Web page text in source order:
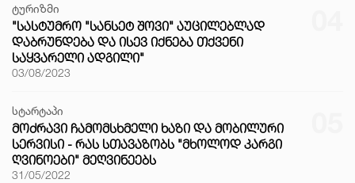
ტურიზმი
"ᲡᲐᲡᲢᲣᲛᲠᲝ "ᲡᲐᲜᲡᲔᲢ ᲨᲝᲕᲘ" ᲐᲣᲪᲘᲚᲔᲑᲚᲐᲓ
ᲓᲐᲑᲠᲣᲜᲓᲔᲑᲐ ᲓᲐ ᲘᲡᲔᲕ ᲘᲥᲜᲔᲑᲐ ᲗᲥᲕᲔᲜᲘ
ᲡᲐᲧᲕᲐᲠᲔᲚᲘ ᲐᲓᲒᲘᲚᲘ"
03/08/2023
სტარტაპი
ᲛᲝᲫᲠᲐᲕᲘ ᲩᲐᲛᲝᲛᲡᲮᲛᲔᲚᲘ ᲮᲐᲖᲘ ᲓᲐ ᲛᲝᲑᲘᲚᲣᲠᲘ
ᲡᲔᲠᲕᲘᲡᲘ - ᲠᲐᲡ ᲡᲗᲐᲕᲐᲖᲝᲑᲡ "ᲛᲮᲝᲚᲝᲓ ᲙᲐᲠᲒᲘ
ᲦᲕᲘᲜᲝᲔᲑᲘ" ᲛᲔᲦᲕᲘᲜᲔᲔᲑᲡ
31/05/2022